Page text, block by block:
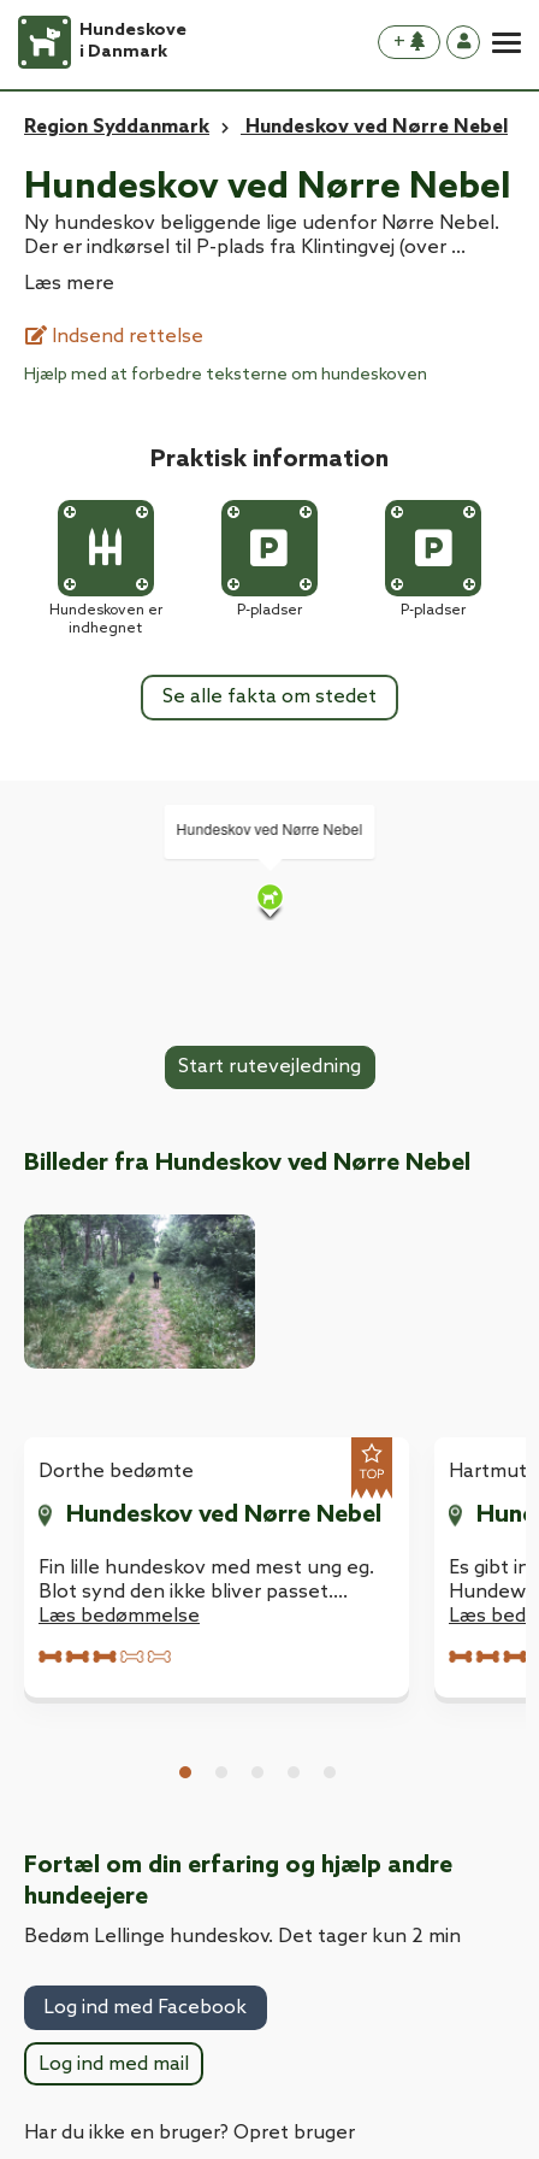
Hundeskove
i Danmark
+
Region Syddanmark Hundeskov ved Nørre Nebel
Hundeskov ved Nørre Nebel
Ny hundeskov beliggende lige udenfor Nørre Nebel.
Der er indkørsel til P-plads fra Klintingvej (over ...
Læs mere
Indsend rettelse
Hjælp med at forbedre teksterne om hundeskoven
Praktisk information
Hundeskoven er
indhegnet
P-pladser P-pladser
Se alle fakta om stedet
Hundeskov ved Nørre Nebel
Billeder fra Hundeskov ved Nørre Nebel
Dorthe bedømte
Hundeskov ved Nørre Nebel
Fin lille hundeskov med mest ung eg.
Blot synd den ikke bliver passet.
Stierne er efterhånden så tilgroede at
savnes også en affaldsspand!
Læs bedømmelse
Hartmut
Es gibt in
Læs
Fortæl om din erfaring og hjælp andre
hundeejere
Bedøm Lellinge hundeskov. Det tager kun 2 min
Log ind med Facebook
Log ind med mail
Har du ikke en bruger? Opret bruger